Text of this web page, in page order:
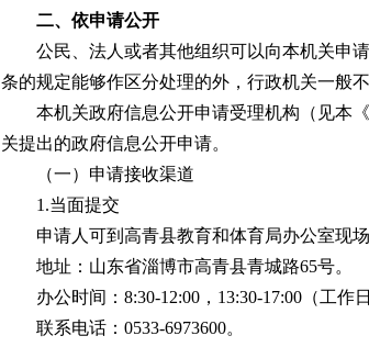
二、依申请公开
公民、法人或者其他组织可以向本机关申
条的规定能够作区分处理的外，行政机关一般
本机关政府信息公开申请受理机构（见本
关提出的政府信息公开申请。
（一）申请接收渠道
1.当面提交
申请人可到高青县教育和体育局办公室现场
地址：山东省淄博市高青县青城路65号。
办公时间：8:30-12:00，13:30-17:00（工作日
联系电话：0533-6973600。